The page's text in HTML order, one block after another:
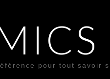
pour tout savoir